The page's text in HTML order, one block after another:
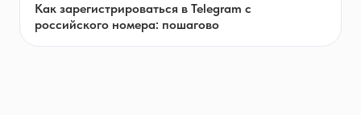
Как зарегистрироваться в Telegram с
российского номера: пошагово